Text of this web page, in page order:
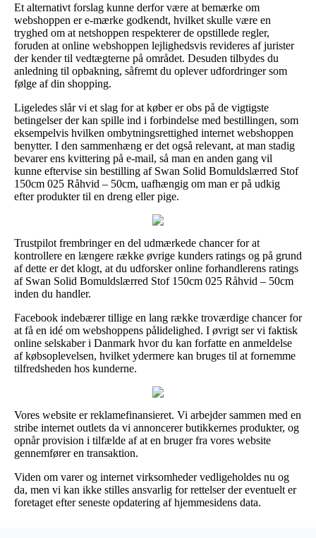
Et alternativt forslag kunne derfor være at bemærke om
webshoppen er e-mærke godkendt, hvilket skulle være en
tryghed om at netshoppen respekterer de opstillede regler,
foruden at online webshoppen lejlighedsvis revideres af jurister
der kender til vedtægterne på området. Desuden tilbydes du
anledning til opbakning, såfremt du oplever udfordringer som
følge af din shopping.
Ligeledes slår vi et slag for at køber er obs på de vigtigste
betingelser der kan spille ind i forbindelse med bestillingen, som
eksempelvis hvilken ombytningsrettighed internet webshoppen
benytter. I den sammenhæng er det også relevant, at man stadig
bevarer ens kvittering på e-mail, så man en anden gang vil
kunne eftervise sin bestilling af Swan Solid Bomuldslærred Stof
150cm 025 Råhvid – 50cm, uafhængig om man er på udkig
efter produkter til en dreng eller pige.
Trustpilot frembringer en del udmærkede chancer for at
kontrollere en længere række øvrige kunders ratings og på grund
af dette er det klogt, at du udforsker online forhandlerens ratings
af Swan Solid Bomuldslærred Stof 150cm 025 Råhvid – 50cm
inden du handler.
Facebook indebærer tillige en lang række troværdige chancer for
at få en idé om webshoppens pålidelighed. I øvrigt ser vi faktisk
online selskaber i Danmark hvor du kan forfatte en anmeldelse
af købsoplevelsen, hvilket ydermere kan bruges til at fornemme
tilfredsheden hos kunderne.
Vores website er reklamefinansieret. Vi arbejder sammen med en
stribe internet outlets da vi annoncerer butikkernes produkter, og
opnår provision i tilfælde af at en bruger fra vores website
gennemfører en transaktion.
Viden om varer og internet virksomheder vedligeholdes nu og
da, men vi kan ikke stilles ansvarlig for rettelser der eventuelt er
foretaget efter seneste opdatering af hjemmesidens data.